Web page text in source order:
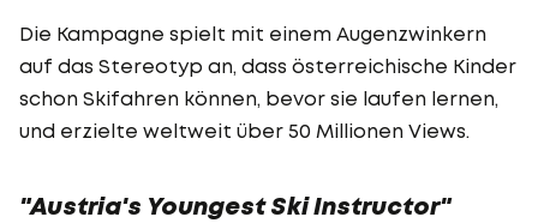
Die Kampagne spielt mit einem Augenzwinkern
auf das Stereotyp an, dass österreichische Kinder
schon Skifahren können, bevor sie laufen lernen,
und erzielte weltweit über 50 Millionen Views.
"Austria's Youngest Ski Instructor"